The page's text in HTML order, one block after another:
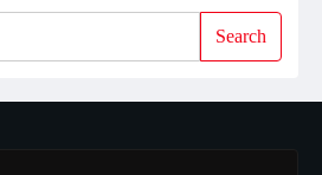
Search